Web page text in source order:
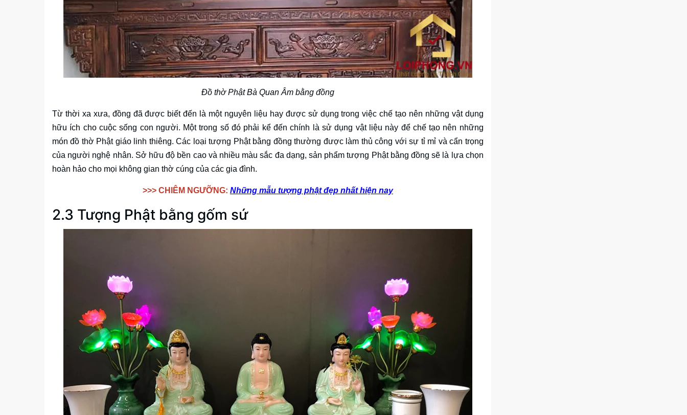
Đồ thờ Phật Bà Quan Âm bằng đồng
Từ thời xa xưa, đồng đã được biết đến là một nguyên liệu hay được sử dụng trong việc chế tạo nên những vật dụng
hữu ích cho cuộc sống con người. Một trong số đó phải kể đến chính là sử dụng vật liệu này để chế tạo nên những
món đồ thờ Phật giáo linh thiêng. Các loại tượng Phật bằng đồng thường được làm thủ công với sự tỉ mỉ và cẩn trọng
của người nghệ nhân. Sở hữu độ bền cao và nhiều màu sắc đa dạng, sản phẩm tượng Phật bằng đồng sẽ là lựa chọn
hoàn hảo cho mọi không gian thờ cúng của các gia đình.
>>> CHIÊM NGƯỠNG: Những mẫu tượng phật đẹp nhất hiện nay
2.3 Tượng Phật bằng gốm sứ